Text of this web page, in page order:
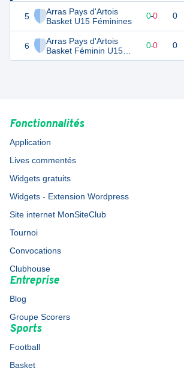
5
Arras Pays d'Artois
Basket U15 Féminines
6
Arras Pays d'Artois
Basket Féminin U15
Féminines
0 0-0 0
0 0-0 0
Fonctionnalités
Application
Lives commentés
Widgets gratuits
Widgets - Extension Wordpress
Site internet MonSiteClub
Tournoi
Convocations
Clubhouse
Entreprise
Blog
Groupe Scorers
Sports
Football
Basket